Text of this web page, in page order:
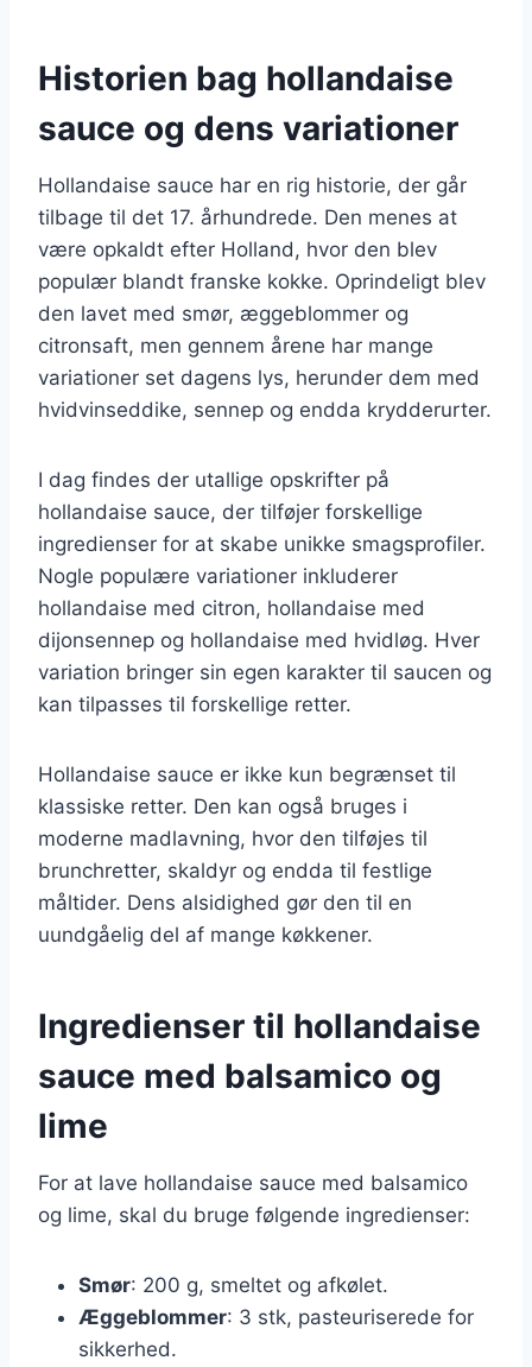
Historien bag hollandaise
sauce og dens variationer
Hollandaise sauce har en rig historie, der går
tilbage til det 17. århundrede. Den menes at
være opkaldt efter Holland, hvor den blev
populær blandt franske kokke. Oprindeligt blev
den lavet med smør, æggeblommer og
citronsaft, men gennem årene har mange
variationer set dagens lys, herunder dem med
hvidvinseddike, sennep og endda krydderurter.
I dag findes der utallige opskrifter på
hollandaise sauce, der tilføjer forskellige
ingredienser for at skabe unikke smagsprofiler.
Nogle populære variationer inkluderer
hollandaise med citron, hollandaise med
dijonsennep og hollandaise med hvidløg. Hver
variation bringer sin egen karakter til saucen og
kan tilpasses til forskellige retter.
Hollandaise sauce er ikke kun begrænset til
klassiske retter. Den kan også bruges i
moderne madlavning, hvor den tilføjes til
brunchretter, skaldyr og endda til festlige
måltider. Dens alsidighed gør den til en
uundgåelig del af mange køkkener.
Ingredienser til hollandaise
sauce med balsamico og
lime
For at lave hollandaise sauce med balsamico
og lime, skal du bruge følgende ingredienser:
Smør: 200 g, smeltet og afkølet.
Æggeblommer: 3 stk, pasteuriserede for
sikkerhed.